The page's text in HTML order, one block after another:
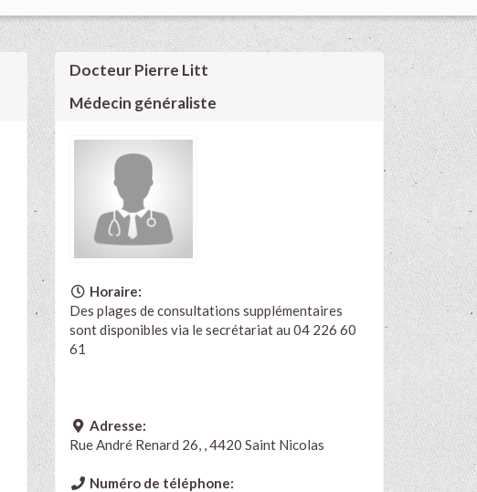
Docteur Pierre Litt
Médecin généraliste
Horaire:
Des plages de consultations supplémentaires
sont disponibles via le secrétariat au 04 226 60
61
Adresse:
Rue André Renard 26, , 4420 Saint Nicolas
Numéro de téléphone: